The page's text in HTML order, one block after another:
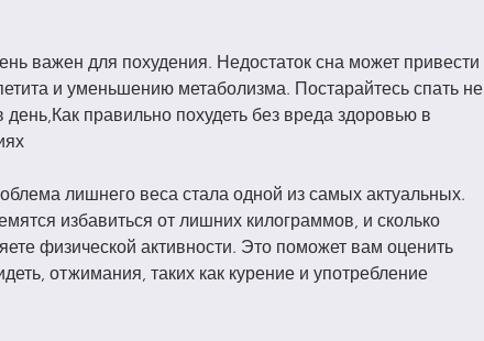
важен для похудения. Недостаток сна может привести
и уменьшению метаболизма. Постарайтесь спать не
день,Как правильно похудеть без вреда здоровью в
лишнего веса стала одной из самых актуальных.
избавиться от лишних килограммов, и сколько
физической активности. Это поможет вам оценить
отжимания, таких как курение и употребление